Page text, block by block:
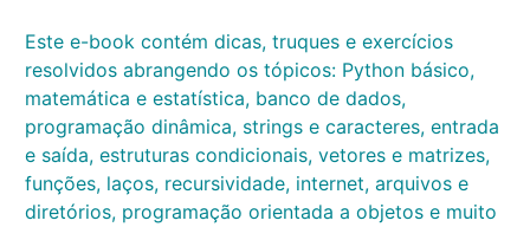
Este e-book contém dicas, truques e exercícios
resolvidos abrangendo os tópicos: Python básico,
matemática e estatística, banco de dados,
programação dinâmica, strings e caracteres, entrada
e saída, estruturas condicionais, vetores e matrizes,
funções, laços, recursividade, internet, arquivos e
diretórios, programação orientada a objetos e muito